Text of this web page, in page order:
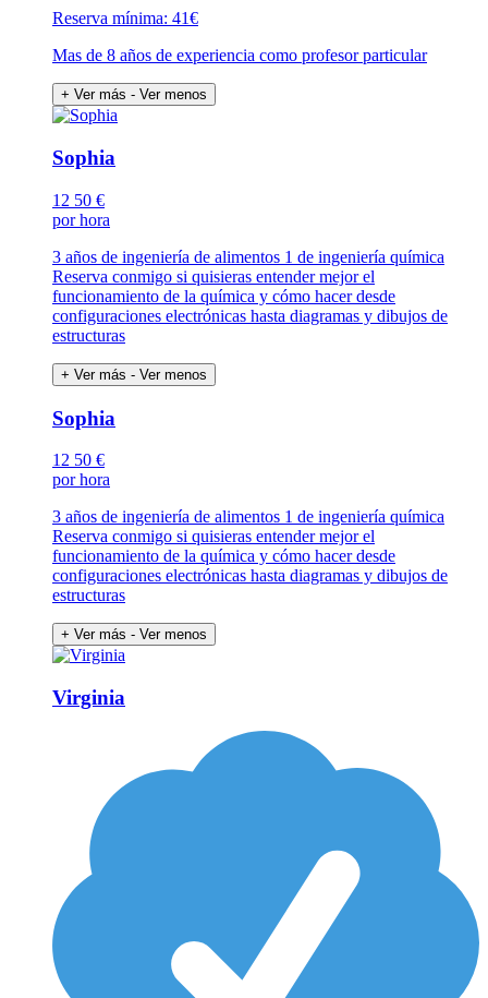
Reserva mínima: 41€
Mas de 8 años de experiencia como profesor particular
+ Ver más - Ver menos
Sophia
12 50 €
por hora
3 años de ingeniería de alimentos 1 de ingeniería química
Reserva conmigo si quisieras entender mejor el
funcionamiento de la química y cómo hacer desde
configuraciones electrónicas hasta diagramas y dibujos de
estructuras
+ Ver más - Ver menos
Sophia
12 50 €
por hora
3 años de ingeniería de alimentos 1 de ingeniería química
Reserva conmigo si quisieras entender mejor el
funcionamiento de la química y cómo hacer desde
configuraciones electrónicas hasta diagramas y dibujos de
estructuras
+ Ver más - Ver menos
Virginia